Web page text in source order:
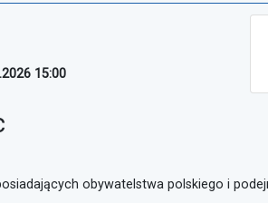
15:00
obywatelstwa polskiego i